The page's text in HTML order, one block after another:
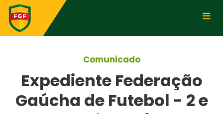
Comunicado
Expediente Federação
Gaúcha de Futebol - 2 e